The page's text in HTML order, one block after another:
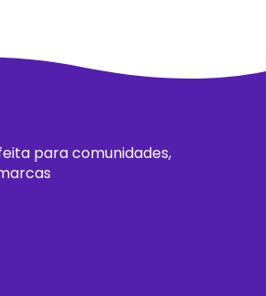
para comunidades,